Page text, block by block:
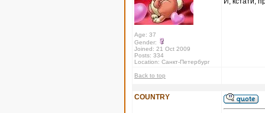
Age: 37
Gender:
Joined: 21 Oct 2009
Posts: 334
Location: Санкт-Петербург
Back to top
COUNTRY